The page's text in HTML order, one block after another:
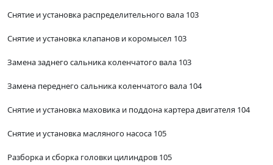
Снятие и установка распределительного вала 103
Снятие и установка клапанов и коромысел 103
Замена заднего сальника коленчатого вала 103
Замена переднего сальника коленчатого вала 104
Снятие и установка маховика и поддона картера двигателя 104
Снятие и установка масляного насоса 105
Разборка и сборка головки цилиндров 105